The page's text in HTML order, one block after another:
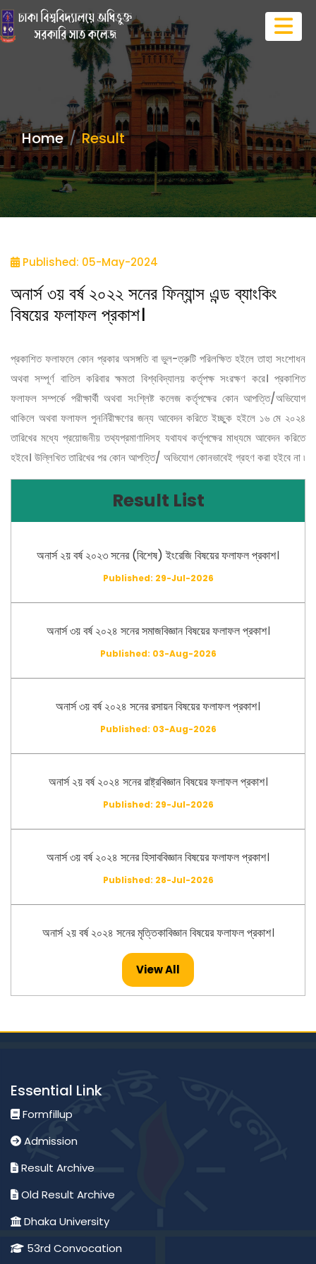
Home Result
Published: 05-May-2024
অনার্স ৩য় বর্ষ ২০২২ সনের ফিন্যান্স এন্ড ব্যাংকিং
বিষয়ের ফলাফল প্রকাশ।
প্রকাশিত ফলাফলে কোন প্রকার অসঙ্গতি বা ভুল-ত্রুটি পরিলক্ষিত হইলে তাহা সংশোধন
অথবা সম্পূর্ণ বাতিল করিবার ক্ষমতা বিশ্ববিদ্যালয় কর্তৃপক্ষ সংরক্ষণ করে। প্রকাশিত
ফলাফল সম্পর্কে পরীক্ষার্থী অথবা সংশ্লিষ্ট কলেজ কর্তৃপক্ষের কোন আপত্তি/অভিযোগ
থাকিলে অথবা ফলাফল পুনর্নিরীক্ষণের জন্য আবেদন করিতে ইচ্ছুক হইলে ১৬ মে ২০২৪
তারিখের মধ্যে প্রয়োজনীয় তথ্যপ্রমাণাদিসহ যথাযথ কর্তৃপক্ষের মাধ্যমে আবেদন করিতে
হইবে। উল্লিখিত তারিখের পর কোন আপত্তি/ অভিযোগ কোনভাবেই গ্রহণ করা হইবে না ৷
Result List
অনার্স ২য় বর্ষ ২০২৩ সনের (বিশেষ) ইংরেজি বিষয়ের ফলাফল প্রকাশ।
Published: 29-Jul-2026
অনার্স ৩য় বর্ষ ২০২৪ সনের সমাজবিজ্ঞান বিষয়ের ফলাফল প্রকাশ।
Published: 03-Aug-2026
অনার্স ৩য় বর্ষ ২০২৪ সনের রসায়ন বিষয়ের ফলাফল প্রকাশ।
Published: 03-Aug-2026
অনার্স ২য় বর্ষ ২০২৪ সনের রাষ্ট্রবিজ্ঞান বিষয়ের ফলাফল প্রকাশ।
Published: 29-Jul-2026
অনার্স ৩য় বর্ষ ২০২৪ সনের হিসাববিজ্ঞান বিষয়ের ফলাফল প্রকাশ।
Published: 28-Jul-2026
অনার্স ২য় বর্ষ ২০২৪ সনের মৃত্তিকাবিজ্ঞান বিষয়ের ফলাফল প্রকাশ।
Published: 26-Jul-2026
Published: 23-Jul-2026
মাস্টার্স -২০২৪ সনের হিসাববিজ্ঞান বিষয়ের ফলাফল প্রকাশ।
View All
Essential Link
Formfillup
Admission
Result Archive
Old Result Archive
Dhaka University
53rd Convocation